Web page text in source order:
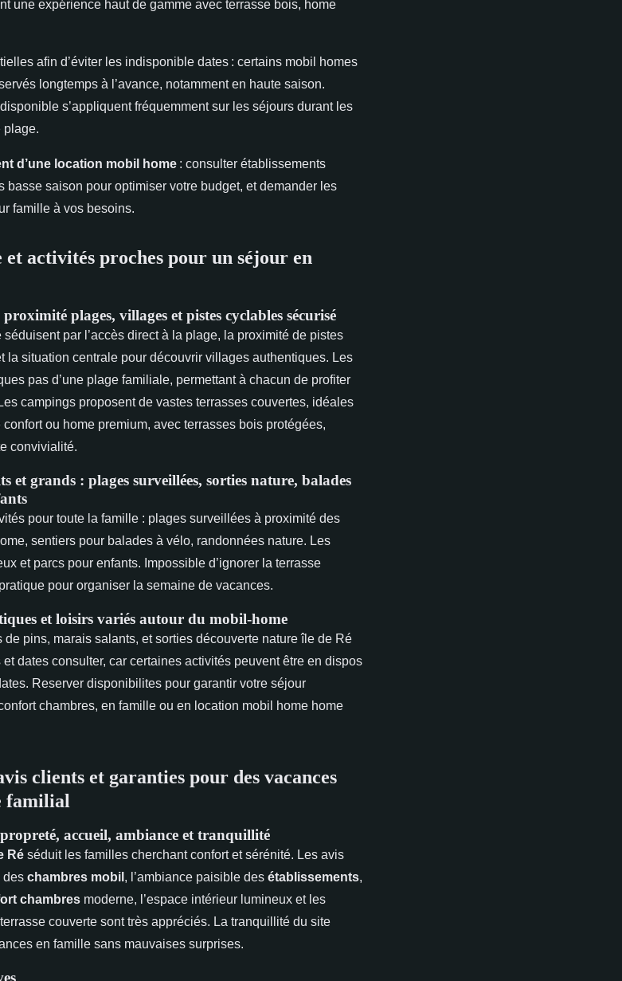
une expérience haut de gamme avec terrasse bois, home
afin d’éviter les indisponible dates : certains mobil homes
longtemps à l’avance, notamment en haute saison.
s’appliquent fréquemment sur les séjours durant les
plage.
d’une location mobil home : consulter établissements
basse saison pour optimiser votre budget, et demander les
famille à vos besoins.
activités proches pour un séjour en
plages, villages et pistes cyclables sécurisé
séduisent par l’accès direct à la plage, la proximité de pistes
la situation centrale pour découvrir villages authentiques. Les
pas d’une plage familiale, permettant à chacun de profiter
campings proposent de vastes terrasses couvertes, idéales
ou home premium, avec terrasses bois protégées,
convivialité.
et grands : plages surveillées, sorties nature, balades
pour toute la famille : plages surveillées à proximité des
sentiers pour balades à vélo, randonnées nature. Les
et parcs pour enfants. Impossible d’ignorer la terrasse
pour organiser la semaine de vacances.
et loisirs variés autour du mobil-home
de pins, marais salants, et sorties découverte nature île de Ré
dates consulter, car certaines activités peuvent être en dispos
Reserver disponibilites pour garantir votre séjour
chambres, en famille ou en location mobil home home
clients et garanties pour des vacances
familial
accueil, ambiance et tranquillité
Ré séduit les familles cherchant confort et sérénité. Les avis
des chambres mobil , l’ambiance paisible des établissements,
chambres moderne, l’espace intérieur lumineux et les
couverte sont très appréciés. La tranquillité du site
en famille sans mauvaises surprises.